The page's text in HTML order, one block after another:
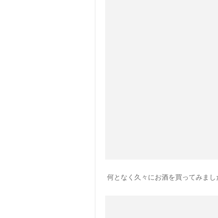
何となく久々にお酒を買ってみまし